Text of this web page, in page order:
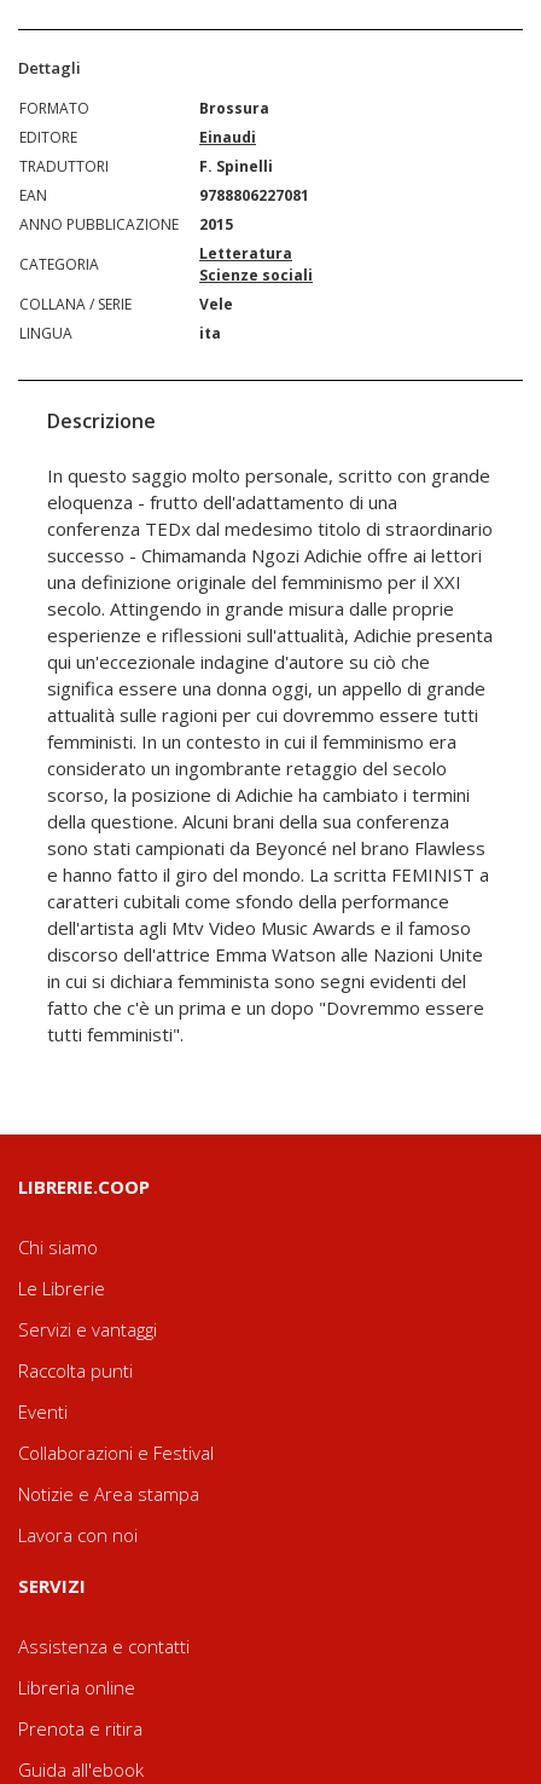
Dettagli
FORMATO
Brossura
EDITORE
Einaudi
TRADUTTORI
F. Spinelli
EAN
9788806227081
ANNO PUBBLICAZIONE
2015
CATEGORIA
Letteratura
Scienze sociali
COLLANA / SERIE
Vele
LINGUA
ita
Descrizione
In questo saggio molto personale, scritto con grande
eloquenza - frutto dell'adattamento di una
conferenza TEDx dal medesimo titolo di straordinario
successo - Chimamanda Ngozi Adichie offre ai lettori
una definizione originale del femminismo per il XXI
secolo. Attingendo in grande misura dalle proprie
esperienze e riflessioni sull'attualità, Adichie presenta
qui un'eccezionale indagine d'autore su ciò che
significa essere una donna oggi, un appello di grande
attualità sulle ragioni per cui dovremmo essere tutti
femministi. In un contesto in cui il femminismo era
considerato un ingombrante retaggio del secolo
scorso, la posizione di Adichie ha cambiato i termini
della questione. Alcuni brani della sua conferenza
sono stati campionati da Beyoncé nel brano Flawless
e hanno fatto il giro del mondo. La scritta FEMINIST a
caratteri cubitali come sfondo della performance
dell'artista agli Mtv Video Music Awards e il famoso
discorso dell'attrice Emma Watson alle Nazioni Unite
in cui si dichiara femminista sono segni evidenti del
fatto che c'è un prima e un dopo "Dovremmo essere
tutti femministi".
LIBRERIE.COOP
Chi siamo
Le Librerie
Servizi e vantaggi
Raccolta punti
Eventi
Collaborazioni e Festival
Notizie e Area stampa
Lavora con noi
SERVIZI
Assistenza e contatti
Libreria online
Prenota e ritira
Guida all'ebook